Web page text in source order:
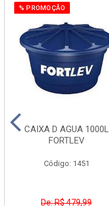
% PROMOÇÃO
CAIXA D AGUA 1000L
FORTLEV
Código: 1451
De: R$ 479,99